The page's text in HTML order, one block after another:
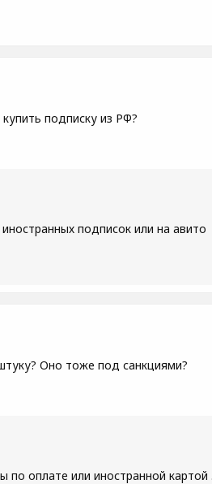
подписку из РФ?
подписок или на авито
Оно тоже под санкциями?
по оплате или иностранной картой